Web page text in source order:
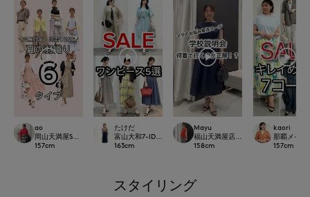
ao
岡山天満屋SUPERIORCLOSET
157cm
たけだ
富山大和7-IDconcept.
163cm
Mayu
福山天満屋店INED/7-IDconcept./
158cm
kaori
那覇メイ
157cm
スタイリング